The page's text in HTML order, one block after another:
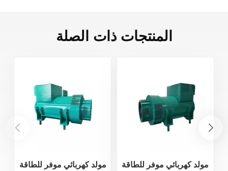
المنتجات ذات الصلة
مولد كهربائي موفر للطاقة
مولد كهربائي موفر للطاقة